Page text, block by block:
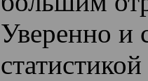
Уверенно и